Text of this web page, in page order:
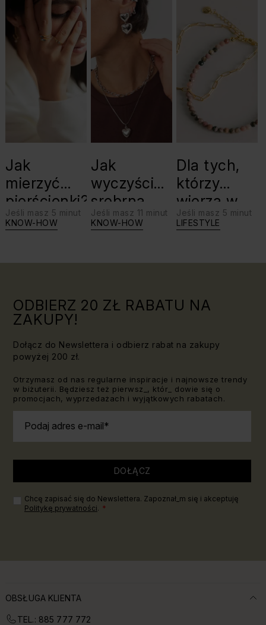
Jak
mierzyć
pierścionki?
Jeśli masz 5 minut
KNOW-HOW
Jak
wyczyścić
srebrną
biżuterię?
Jeśli masz 11 minut
KNOW-HOW
Dla tych,
którzy
wierzą w
swoje siły:
Jeśli masz 5 minut
LIFESTYLE
ODBIERZ 20 ZŁ RABATU NA
ZAKUPY!
Dołącz do Newslettera i odbierz rabat na zakupy
powyżej 200 zł.
Otrzymasz od nas regularne inspiracje i najnowsze trendy
w biżuterii. Będziesz też pierwsz_, któr_ dowie się o
promocjach, wyprzedażach i wyjątkowych rabatach.
Podaj adres e-mail
DOŁĄCZ
Chcę zapisać się do Newslettera. Zapoznał_m się i akceptuję
Politykę prywatności.
OBSŁUGA KLIENTA
TEL.: 885 777 772